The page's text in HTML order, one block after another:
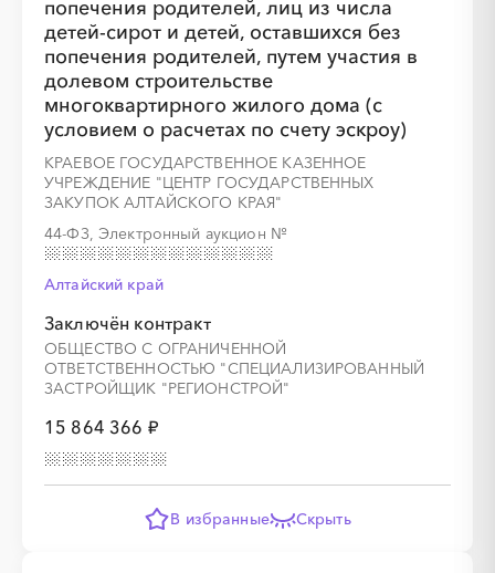
попечения родителей, лиц из числа
детей-сирот и детей, оставшихся без
попечения родителей, путем участия в
долевом строительстве
многоквартирного жилого дома (с
условием о расчетах по счету эскроу)
КРАЕВОЕ ГОСУДАРСТВЕННОЕ КАЗЕННОЕ
УЧРЕЖДЕНИЕ "ЦЕНТР ГОСУДАРСТВЕННЫХ
ЗАКУПОК АЛТАЙСКОГО КРАЯ"
44-ФЗ, Электронный аукцион №
Алтайский край
Заключён контракт
ОБЩЕСТВО С ОГРАНИЧЕННОЙ
ОТВЕТСТВЕННОСТЬЮ "СПЕЦИАЛИЗИРОВАННЫЙ
ЗАСТРОЙЩИК "РЕГИОНСТРОЙ"
15 864 366 ₽
В избранные Скрыть